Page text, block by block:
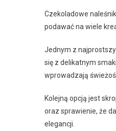
Czekoladowe
podawać na wiele
Jednym z
się z delikatnym
wprowadzają
Kolejną opcją jest
oraz sprawienie, że
elegancji.